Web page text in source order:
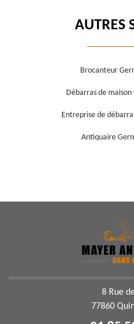
AUTRES
Brocanteur
Débarras de maison
Entreprise de
Antiquaire
8 Rue
77860